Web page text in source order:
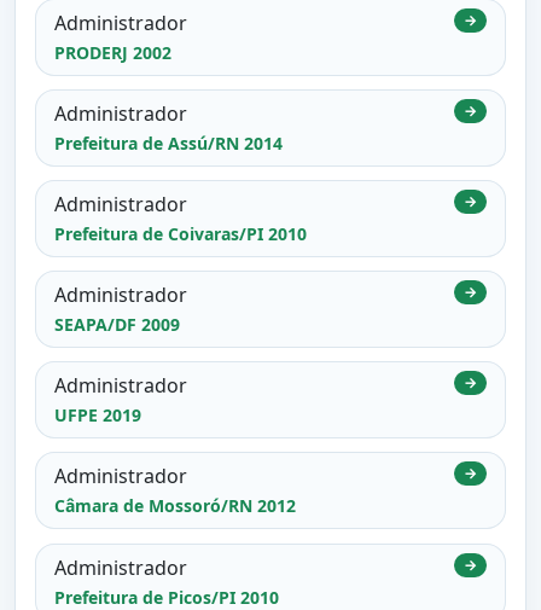
Administrador
PRODERJ 2002
→
Administrador
Prefeitura de Assú/RN 2014
→
Administrador
Prefeitura de Coivaras/PI 2010
→
Administrador
SEAPA/DF 2009
→
Administrador
UFPE 2019
→
Administrador
Câmara de Mossoró/RN 2012
→
Administrador
Prefeitura de Picos/PI 2010
→